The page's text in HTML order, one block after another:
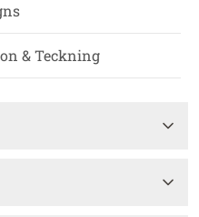
& Teckning